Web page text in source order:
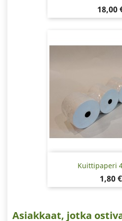
Hinta
18,00
Kuittipaperi
Hinta
1,80 €
Asiakkaat, jotka